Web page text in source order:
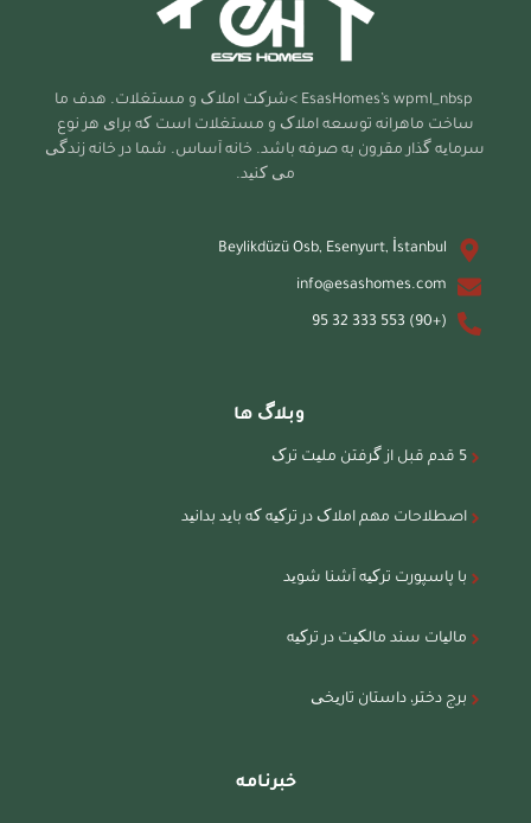
wpml_nbsp >شرکت املاک و مستغلات. هدف ما
ساخت ماهرانه توسعه املاک و مستغلات است که برای هر نوع
سرمایه گذار مقرون به صرفه باشد. خانه آساس. شما در خانه زندگی
می کنید.
Beylikdüzü Osb, Esenyurt, İstanbul
info@esashomes.com
(+90) 553 333 32 95
وبلاگ ها
5 قدم قبل از گرفتن ملیت ترک
اصطلاحات مهم املاک در ترکیه که باید بدانید
با پاسپورت ترکیه آشنا شوید
مالیات سند مالکیت در ترکیه
برج دختر، داستان تاریخی
خبرنامه